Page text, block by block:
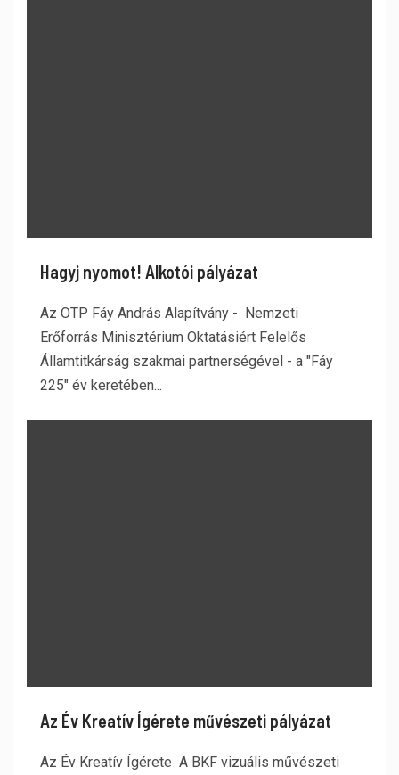
Hagyj nyomot! Alkotói pályázat
Az OTP Fáy András Alapítvány - Nemzeti
Erőforrás Minisztérium Oktatásiért Felelős
Államtitkárság szakmai partnerségével - a "Fáy
225" év keretében...
Az Év Kreatív Ígérete művészeti pályázat
Az Év Kreatív Ígérete A BKF vizuális művészeti